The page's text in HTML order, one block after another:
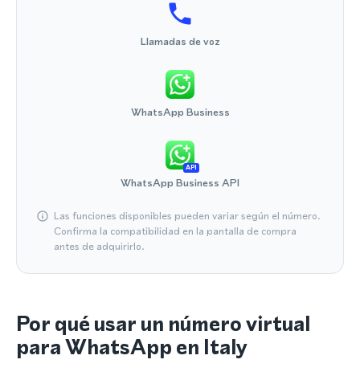
Llamadas de voz
WhatsApp Business
API
WhatsApp Business API
Las funciones disponibles pueden variar según el número.
Confirma la compatibilidad en la pantalla de compra
antes de adquirirlo.
Por qué usar un número virtual
para WhatsApp en Italy